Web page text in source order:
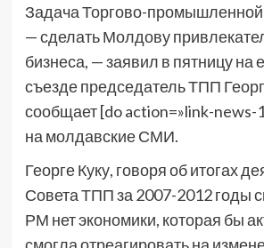
Задача Торгово-
— сделать Молдову
бизнеса, — заявил в пятницу на
съезде председатель ТПП
сообщает [do action=»link-news-
на молдавские СМИ.
Георге Куку, говоря об итогах
Совета ТПП за 2007-2012 годы
РМ нет экономики, которая бы